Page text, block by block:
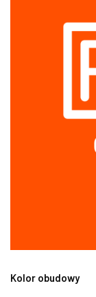
Kolor obudowy